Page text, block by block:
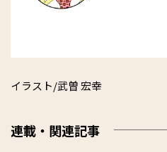
イラスト/武曽 宏幸
連載・関連記事